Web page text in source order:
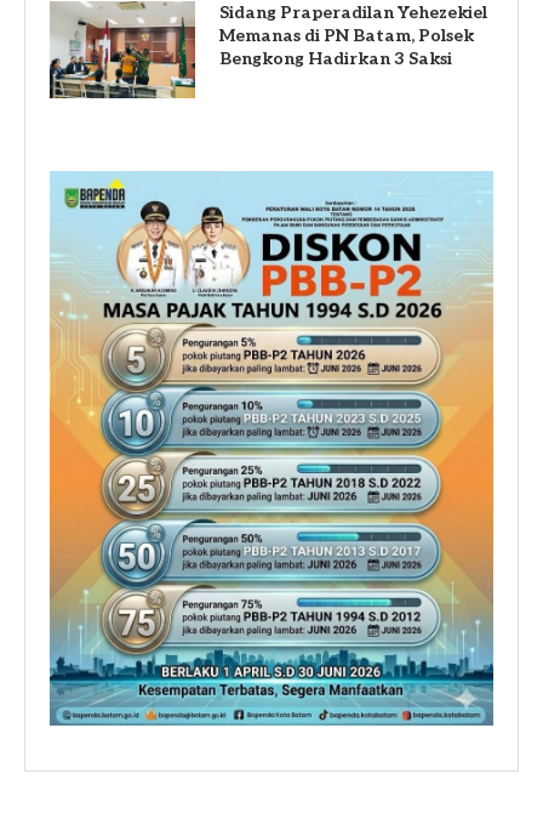
Sidang Praperadilan Yehezekiel
Memanas di PN Batam, Polsek
Bengkong Hadirkan 3 Saksi